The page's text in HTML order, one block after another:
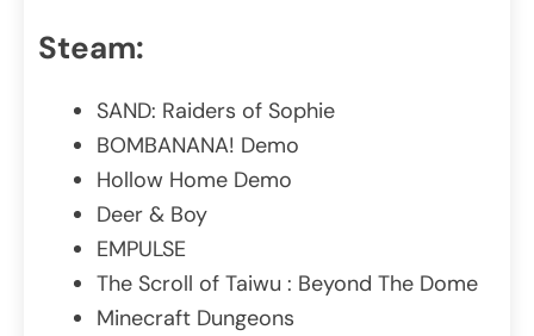
Steam:
SAND: Raiders of Sophie
BOMBANANA! Demo
Hollow Home Demo
Deer & Boy
EMPULSE
The Scroll of Taiwu : Beyond The Dome
Minecraft Dungeons